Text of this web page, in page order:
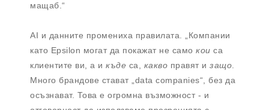
мащаб.“
AI и данните промениха правилата. „Компании
като Epsilon могат да покажат не само кои са
клиентите ви, а и къде са, какво правят и защо.
Много брандове стават „data companies“, без да
осъзнават. Това е огромна възможност - и